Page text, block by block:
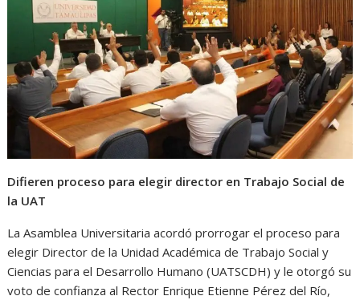
A
p
p
o
o
k
n
g
e
r
r
a
m
Difieren proceso para elegir director en Trabajo Social de
la UAT
La Asamblea Universitaria acordó prorrogar el proceso para
elegir Director de la Unidad Académica de Trabajo Social y
Ciencias para el Desarrollo Humano (UATSCDH) y le otorgó su
voto de confianza al Rector Enrique Etienne Pérez del Río,